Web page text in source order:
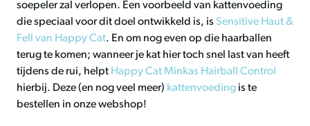
soepeler zal verlopen. Een voorbeeld van kattenvoeding
die speciaal voor dit doel ontwikkeld is, is Sensitive Haut &
Fell van Happy Cat. En om nog even op die haarballen
terug te komen; wanneer je kat hier toch snel last van heeft
tijdens de rui, helpt Happy Cat Minkas Hairball Control
hierbij. Deze (en nog veel meer) kattenvoeding is te
bestellen in onze webshop!